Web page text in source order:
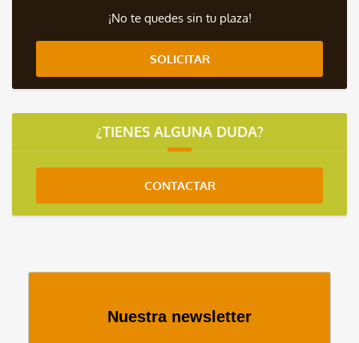
¡No te quedes sin tu plaza!
SOLICITAR
¿TIENES ALGUNA DUDA?
CONTACTAR